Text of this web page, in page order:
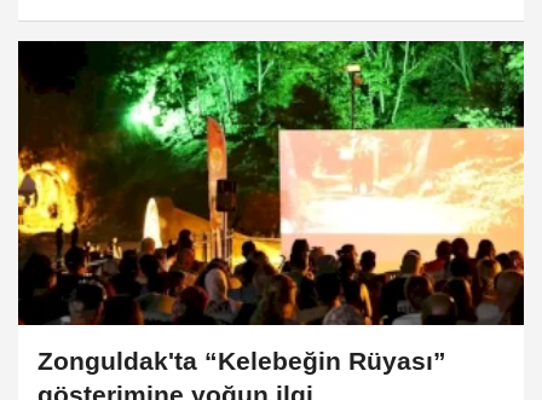
Zonguldak'ta “Kelebeğin Rüyası”
gösterimine yoğun ilgi